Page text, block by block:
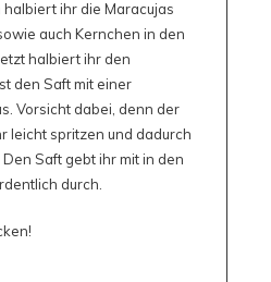
halbiert ihr die Maracujas
auch Kernchen in den
halbiert ihr den
den Saft mit einer
Vorsicht dabei, denn der
leicht spritzen und dadurch
Saft gebt ihr mit in den
durch.